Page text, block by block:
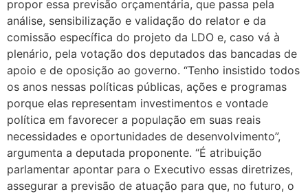
propor essa previsão orçamentária, que passa pela
análise, sensibilização e validação do relator e da
comissão específica do projeto da LDO e, caso vá à
plenário, pela votação dos deputados das bancadas de
apoio e de oposição ao governo. “Tenho insistido todos
os anos nessas políticas públicas, ações e programas
porque elas representam investimentos e vontade
política em favorecer a população em suas reais
necessidades e oportunidades de desenvolvimento”,
argumenta a deputada proponente. “É atribuição
parlamentar apontar para o Executivo essas diretrizes,
assegurar a previsão de atuação para que, no futuro, o